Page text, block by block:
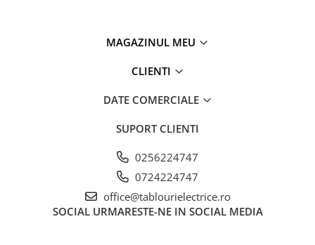
MAGAZINUL MEU
CLIENTI
DATE COMERCIALE
SUPORT CLIENTI
0256224747
0724224747
office@tablourielectrice.ro
SOCIAL URMARESTE-NE IN SOCIAL MEDIA